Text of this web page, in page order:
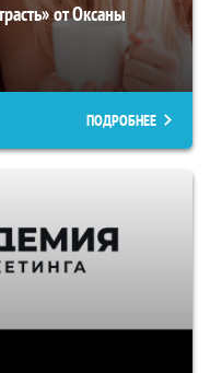
от Оксаны
ПОДРОБНЕЕ